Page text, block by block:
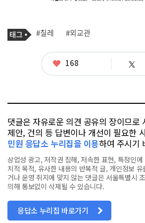
기
사
태
그
#칠레 #외교관
좋
168 트
댓글은 자유로운 의견 공유의 장이므로
제안, 건의 등 답변이나 개선이 필요한
민원 응답소 누리집을 이용하여 주시기
상업성 광고, 저작권 침해, 저속한 표현, 특정인
치적 목적, 유사한 내용의 반복적 글, 개인정보
거나 운영 취지에 맞지 않는 댓글은 서울특별시
의해 통보없이 삭제될 수 있습니다.
응답소 누리집 바로가기